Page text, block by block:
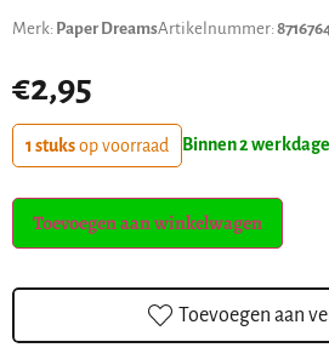
Merk: Paper DreamsArtikelnummer:
€2,95
1 stuksop voorraad Binnen 2
Toevoegen aan winkelwagen
Toevoegen aan